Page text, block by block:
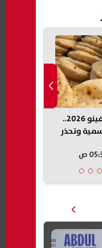
أسعار الخبز السياحي والفينو 2026..
وتحذر